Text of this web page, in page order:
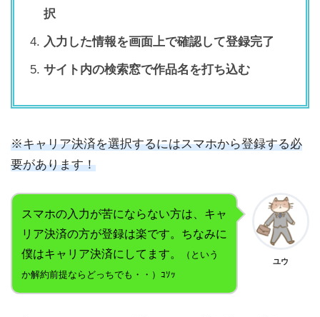
択
入力した情報を画面上で確認して登録完了
サイト内の検索窓で作品名を打ち込む
※キャリア決済を選択するにはスマホから登録する必
要があります！
スマホの入力が苦にならない方は、キャ
リア決済の方が登録は楽です。ちなみに
僕はキャリア決済にしてます。
（という
か解約前提ならどっちでも・・）ｺｿｯ
ユウ